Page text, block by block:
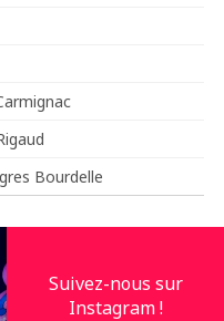
Bourdelle
Suivez-nous sur
Instagram !